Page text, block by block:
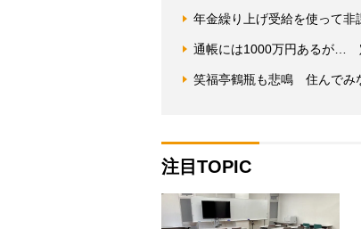
年金繰り上げ受給を使って
通帳には1000万円あるが…
笑福亭鶴瓶も悲鳴 住んでみ
注目TOPIC